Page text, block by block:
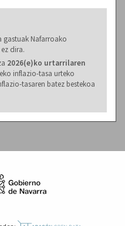
gastuak Nafarroako
dira.
2026(e)ko urtarrilaren
inflazio-tasa urteko
tasaren batez bestekoa